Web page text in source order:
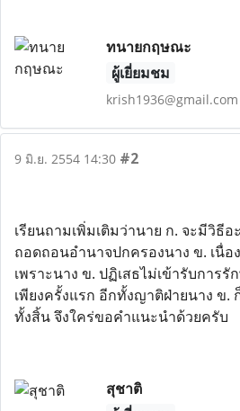
ทนายกฤษณะ
ผู้เยี่ยมชม
krish1936@gmail.com
9 มิ.ย. 2554 14:30 #2
เรียนถามเพิ่มเติมว่านาย ก. จะมีวิธีอ
ถอดถอนอำนาจปกครองนาง ข. เนื่อ
เพราะนาง ข. ปฏิเสธไม่เข้ารับการ
เพียงครั้งแรก อีกทั้งญาติฝ่ายนาง ข.
ทั้งสิ้น จึงใคร่ขอคำแนะนำด้วยครับ
สุชาติ